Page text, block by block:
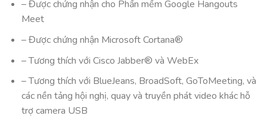
– Được chứng nhận cho Phần mềm Google Hangouts
Meet
– Được chứng nhận Microsoft Cortana®
– Tương thích với Cisco Jabber® và WebEx
– Tương thích với BlueJeans, BroadSoft, GoToMeeting, và
các nền tảng hội nghị, quay và truyền phát video khác hỗ
trợ camera USB